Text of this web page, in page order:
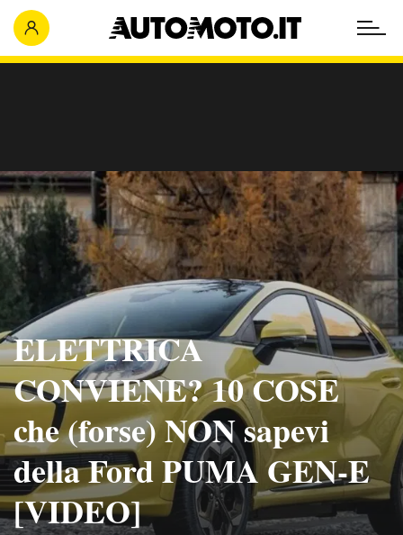
ELETTRICA
CONVIENE? 10 COSE
che (forse) NON sapevi
della Ford PUMA GEN-E
[VIDEO]